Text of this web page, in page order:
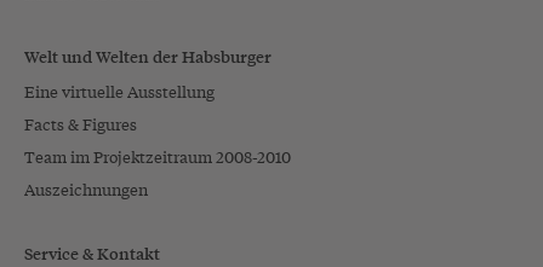
Welt und Welten der Habsburger
Eine virtuelle Ausstellung
Facts & Figures
Team im Projektzeitraum 2008-2010
Auszeichnungen
Service & Kontakt